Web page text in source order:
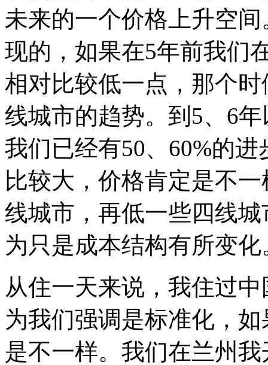
未来的一个价格上升空
现的，如果在5年前我们
相对比较低一点，那个
线城市的趋势。到5、6
我们已经有50、60%的
比较大，价格肯定是不
线城市，再低一些四线
为只是成本结构有所变化
从住一天来说，我住过
为我们强调是标准化，
是不一样。我们在兰州